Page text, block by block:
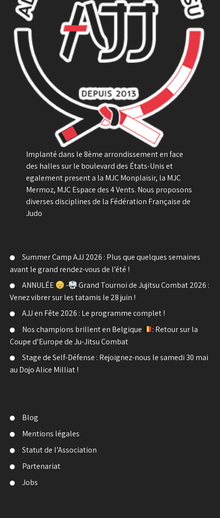
Implanté dans le 8ème arrondissement en face
des halles sur le boulevard des États-Unis et
egalement present a la MJC Monplaisir, la MJC
Mermoz, MJC Espace des 4 Vents. Nous proposons
diverses disciplines de la Fédération Française de
Judo
Summer Camp AJJ 2026 : Plus que quelques semaines
avant le grand rendez-vous de l’été !
ANNULÉE
-
Grand Tournoi de Jujitsu Combat 2026 :
Venez vibrer sur les tatamis le 28 juin !
AJJ en Fête 2026 : Le programme complet !
Nos champions brillent en Belgique
: Retour sur la
Coupe d’Europe de Ju-Jitsu Combat
Stage de Self-Défense : Rejoignez-nous le samedi 30 mai
au Dojo Alice Milliat !
Blog
Mentions légales
Statut de l’Association
Partenariat
Jobs